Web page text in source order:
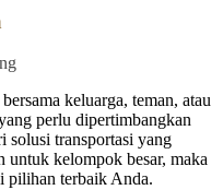
keluarga, teman, atau
perlu dipertimbangkan
solusi transportasi yang
untuk kelompok besar, maka
pilihan terbaik Anda.